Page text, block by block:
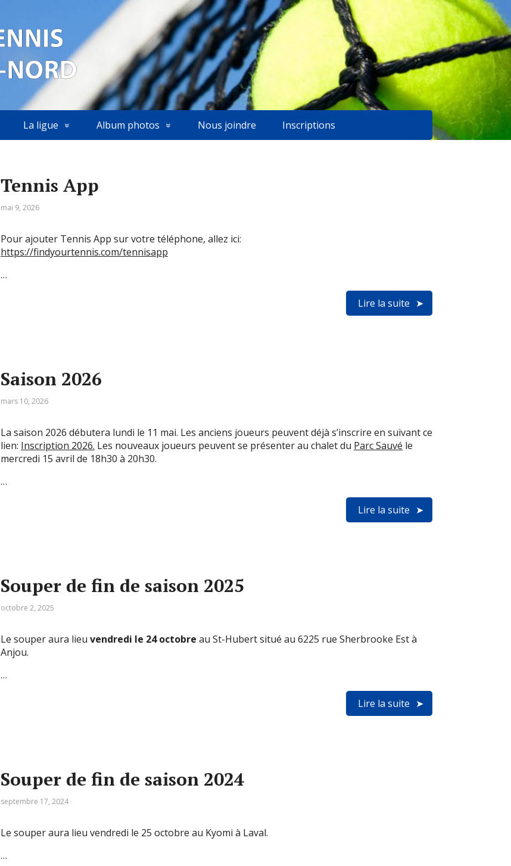
La ligue Album photos Nous joindre Inscriptions
Tennis App
mai 9, 2026
Pour ajouter Tennis App sur votre téléphone, allez ici:
https://findyourtennis.com/tennisapp
…
Lire la suite
Saison 2026
mars 10, 2026
La saison 2026 débutera lundi le 11 mai. Les anciens joueurs peuvent déjà s’inscrire en suivant ce
lien: Inscription 2026. Les nouveaux joueurs peuvent se présenter au chalet du Parc Sauvé le
mercredi 15 avril de 18h30 à 20h30.
…
Lire la suite
Souper de fin de saison 2025
octobre 2, 2025
Le souper aura lieu vendredi le 24 octobre au St-Hubert situé au 6225 rue Sherbrooke Est à
Anjou.
…
Lire la suite
Souper de fin de saison 2024
septembre 17, 2024
Le souper aura lieu vendredi le 25 octobre au Kyomi à Laval.
…